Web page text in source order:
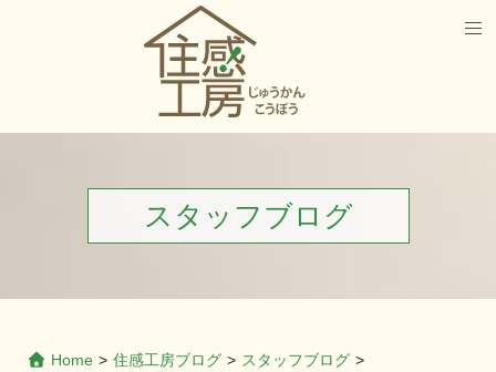
スタッフブログ
Home > 住感工房ブログ > スタッフブログ >